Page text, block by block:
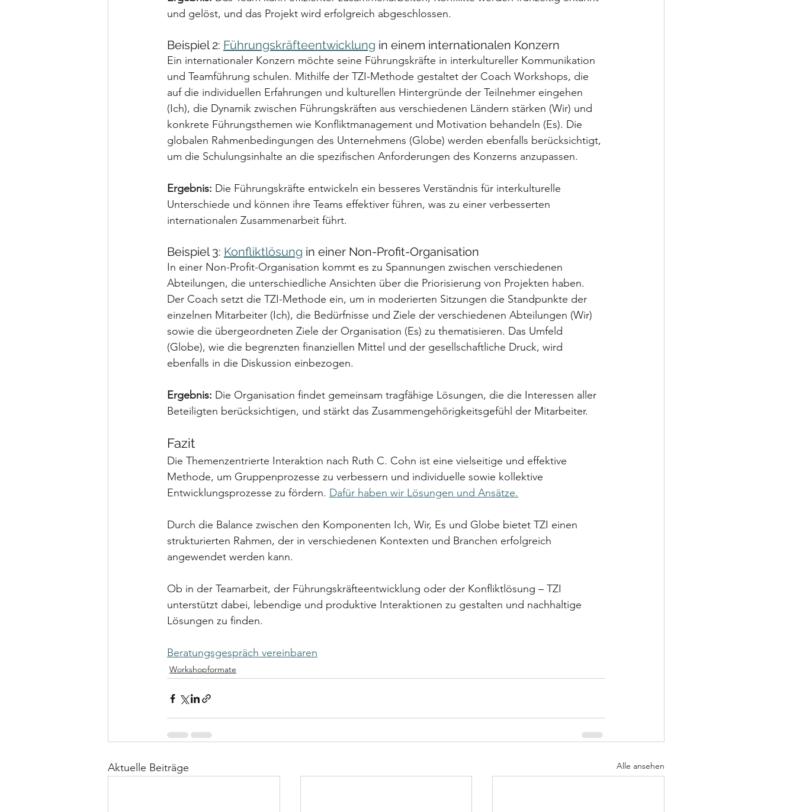
und gelöst, und das Projekt wird erfolgreich abgeschlossen.
Beispiel 2: Führungskräfteentwicklung in einem internationalen Konzern
Ein internationaler Konzern möchte seine Führungskräfte in interkultureller Kommunikation
und Teamführung schulen. Mithilfe der TZI-Methode gestaltet der Coach Workshops, die
auf die individuellen Erfahrungen und kulturellen Hintergründe der Teilnehmer eingehen
(Ich), die Dynamik zwischen Führungskräften aus verschiedenen Ländern stärken (Wir) und
konkrete Führungsthemen wie Konfliktmanagement und Motivation behandeln (Es). Die
globalen Rahmenbedingungen des Unternehmens (Globe) werden ebenfalls berücksichtigt,
um die Schulungsinhalte an die spezifischen Anforderungen des Konzerns anzupassen.
Ergebnis: Die Führungskräfte entwickeln ein besseres Verständnis für interkulturelle
Unterschiede und können ihre Teams effektiver führen, was zu einer verbesserten
internationalen Zusammenarbeit führt.
Beispiel 3: Konfliktlösung in einer Non-Profit-Organisation
In einer Non-Profit-Organisation kommt es zu Spannungen zwischen verschiedenen
Abteilungen, die unterschiedliche Ansichten über die Priorisierung von Projekten haben.
Der Coach setzt die TZI-Methode ein, um in moderierten Sitzungen die Standpunkte der
einzelnen Mitarbeiter (Ich), die Bedürfnisse und Ziele der verschiedenen Abteilungen (Wir)
sowie die übergeordneten Ziele der Organisation (Es) zu thematisieren. Das Umfeld
(Globe), wie die begrenzten finanziellen Mittel und der gesellschaftliche Druck, wird
ebenfalls in die Diskussion einbezogen.
Ergebnis: Die Organisation findet gemeinsam tragfähige Lösungen, die die Interessen aller
Beteiligten berücksichtigen, und stärkt das Zusammengehörigkeitsgefühl der Mitarbeiter.
Fazit
Die Themenzentrierte Interaktion nach Ruth C. Cohn ist eine vielseitige und effektive
Methode, um Gruppenprozesse zu verbessern und individuelle sowie kollektive
Entwicklungsprozesse zu fördern. Dafür haben wir Lösungen und Ansätze.
Durch die Balance zwischen den Komponenten Ich, Wir, Es und Globe bietet TZI einen
strukturierten Rahmen, der in verschiedenen Kontexten und Branchen erfolgreich
angewendet werden kann.
Ob in der Teamarbeit, der Führungskräfteentwicklung oder der Konfliktlösung – TZI
unterstützt dabei, lebendige und produktive Interaktionen zu gestalten und nachhaltige
Lösungen zu finden.
Beratungsgespräch vereinbaren
Workshopformate
Aktuelle Beiträge Alle ansehen